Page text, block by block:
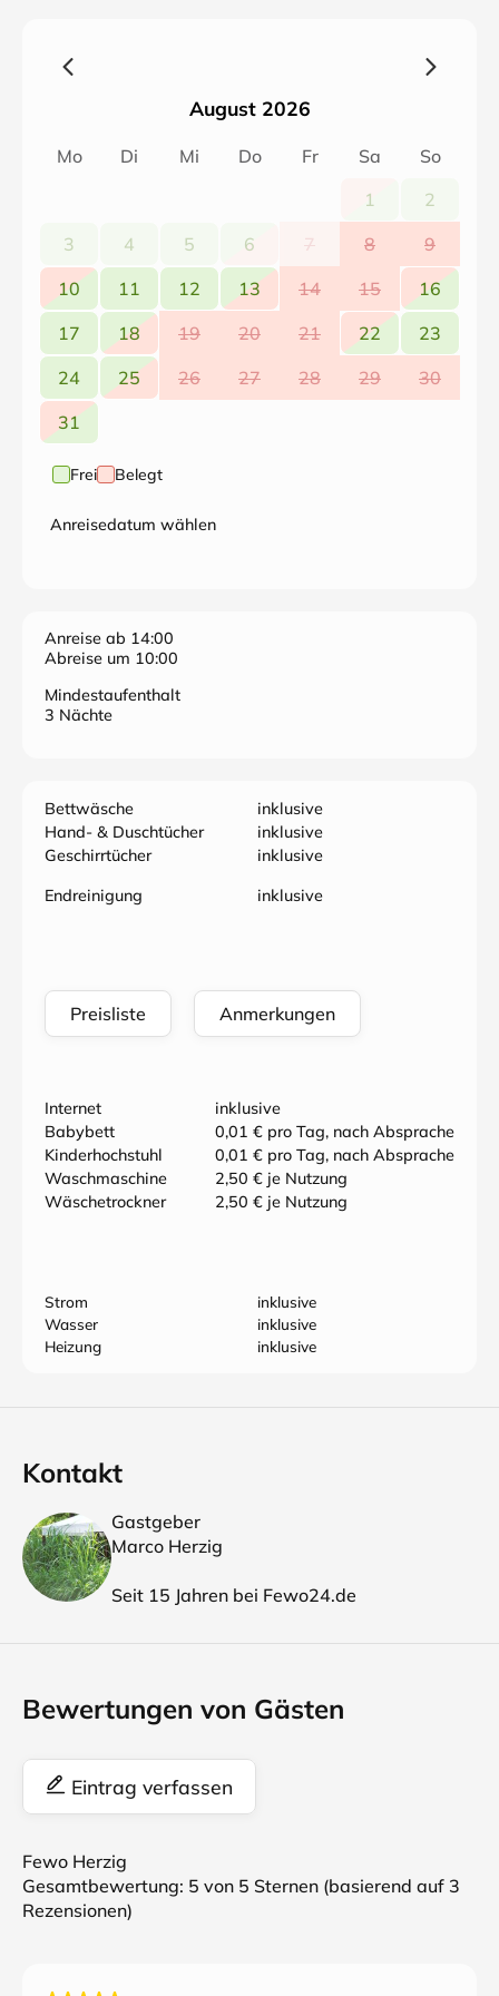
August 2026
Mo Di Mi Do Fr Sa
So
1
2
3
4 5 6 7 8
9
10
11 12 13 14 15
16
17
18 19 20 21 22
23
24
25 26 27 28 29
30
31
Frei Belegt
Anreisedatum wählen
Anreise ab 14:00
Abreise um 10:00
Mindestaufenthalt
3 Nächte
Bettwäsche
inklusive
Hand- & Duschtücher
inklusive
Geschirrtücher
inklusive
Endreinigung
inklusive
Preisliste Anmerkungen
Internet
inklusive
Babybett
0,01 € pro Tag, nach Absprache
Kinderhochstuhl
0,01 € pro Tag, nach Absprache
Waschmaschine
2,50 € je Nutzung
Wäschetrockner
2,50 € je Nutzung
Strom
inklusive
Wasser
inklusive
Heizung
inklusive
Kontakt
Gastgeber
Marco Herzig
Seit 15 Jahren bei Fewo24.de
Bewertungen von Gästen
Eintrag verfassen
Fewo Herzig
Gesamtbewertung: 5 von 5 Sternen (basierend auf 3
Rezensionen)